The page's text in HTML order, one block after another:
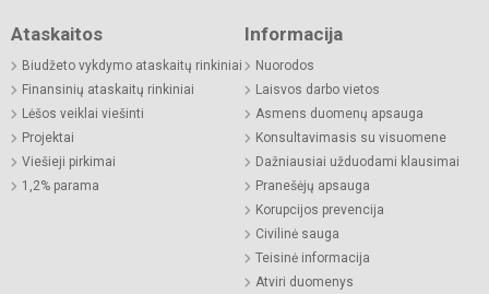
Ataskaitos
Biudžeto vykdymo ataskaitų rinkiniai
Finansinių ataskaitų rinkiniai
Lėšos veiklai viešinti
Projektai
Viešieji pirkimai
1,2% parama
Informacija
Nuorodos
Laisvos darbo vietos
Asmens duomenų apsauga
Konsultavimasis su visuomene
Dažniausiai užduodami klausimai
Pranešėjų apsauga
Korupcijos prevencija
Civilinė sauga
Teisinė informacija
Atviri duomenys